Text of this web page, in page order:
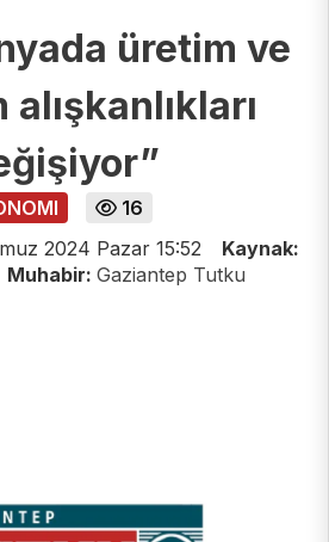
üretim ve
16
2024 Pazar 15:52
Kaynak:
Muhabir: Gaziantep Tutku